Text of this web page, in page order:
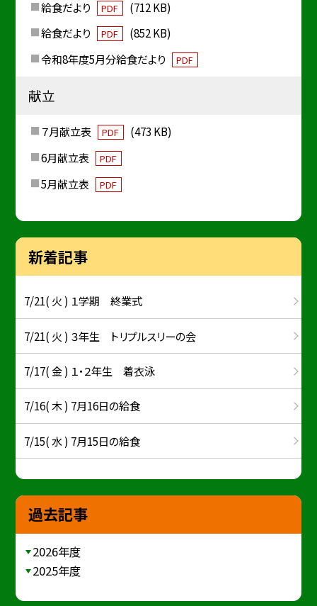
給食だより PDF
(712 KB)
給食だより
PDF
(852 KB)
令和8年度5月分給食だより
PDF
献立
７月献立表 PDF
(473 KB)
6月献立表
PDF
5月献立表 PDF
新着記事
7/21( 火 ) １学期 終業式
7/21( 火 ) ３年生 トリプルスリーの会
7/17( 金 ) １・２年生 着衣泳
7/16( 木 ) 7月16日の給食
7/15( 水 ) 7月15日の給食
過去記事
2026年度
2025年度